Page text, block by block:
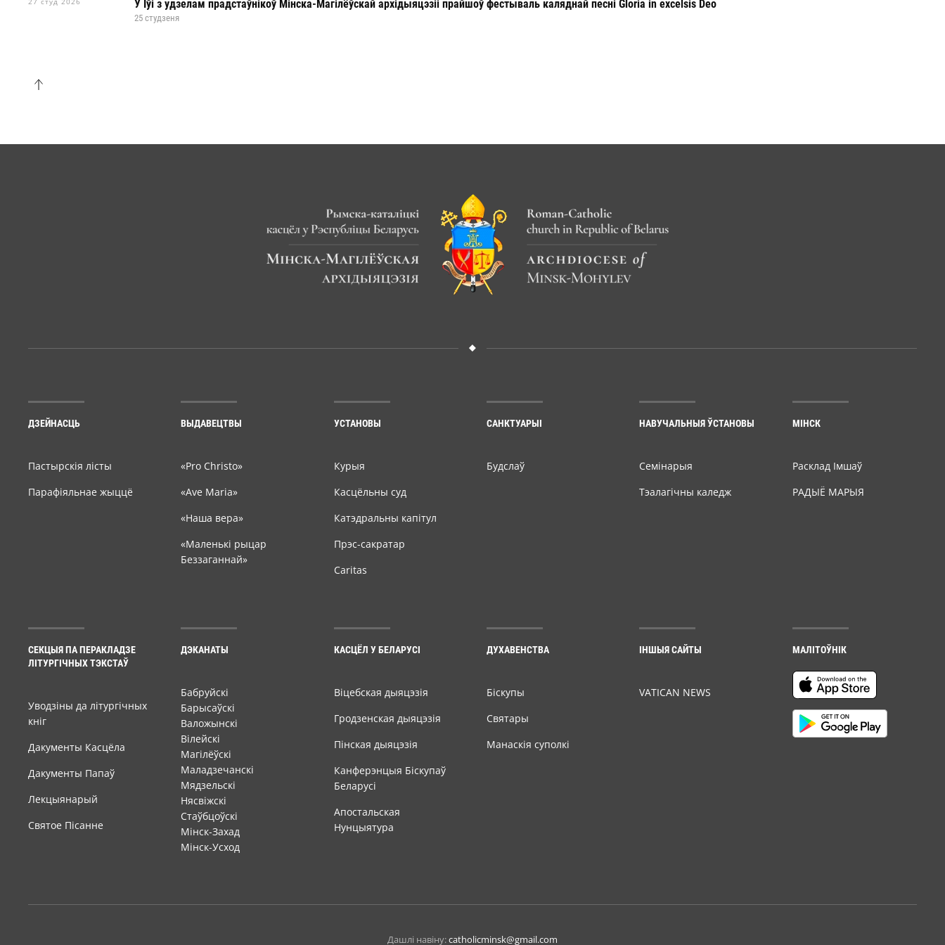
У Іўі з удзелам прадстаўнікоў Мінска-Магілёўскай архідыяцэзіі прайшоў фестываль каляднай песні Gloria in excelsis Deo
25 cтудзеня
ДЗЕЙНАСЦЬ
Пастырскія лісты
Парафіяльнае жыццё
ВЫДАВЕЦТВЫ
«Pro Christo»
«Ave Maria»
«Наша вера»
«Маленькі рыцар
Беззаганнай»
УСТАНОВЫ
Курыя
Касцёльны суд
Катэдральны капітул
Прэс-сакратар
Caritas
САНКТУАРЫІ
Будслаў
НАВУЧАЛЬНЫЯ ЎСТАНОВЫ
Семiнарыя
Тэалагічны каледж
МІНСК
Расклад Імшаў
РАДЫЁ МАРЫЯ
СЕКЦЫЯ ПА ПЕРАКЛАДЗЕ
ЛІТУРГІЧНЫХ ТЭКСТАЎ
Уводзіны да літургічных
кніг
Дакументы Касцёла
Дакументы Папаў
Лекцыянарый
Святое Пісанне
ДЭКАНАТЫ
Бабруйскі
Барысаўскі
Валожынскі
Вілейскі
Магілёўскі
Маладзечанскі
Мядзельскі
Нясвіжскі
Стаўбцоўскі
Мінск-Захад
Мінск-Усход
КАСЦЁЛ У БЕЛАРУСІ
Віцебская дыяцэзія
Гродзенская дыяцэзія
Пінская дыяцэзія
Канферэнцыя Біскупаў
Беларусі
Апостальская
Нунцыятура
ДУХАВЕНСТВА
Біскупы
Святары
Манаскія суполкі
ІНШЫЯ САЙТЫ
VATICAN NEWS
МАЛІТОЎНІК
Дашлі навіну:catholicminsk@gmail.com